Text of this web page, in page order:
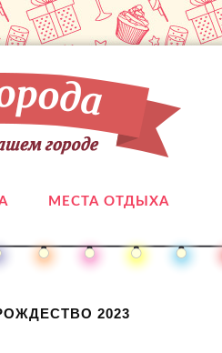
МЕСТА ОТДЫХА
2023